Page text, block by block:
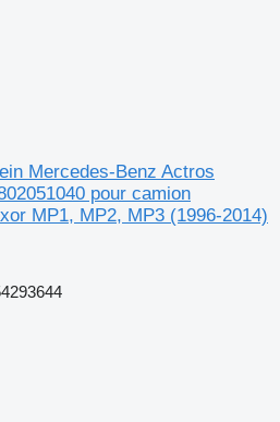
Mercedes-Benz Actros
pour camion
MP1, MP2, MP3 (1996-2014)